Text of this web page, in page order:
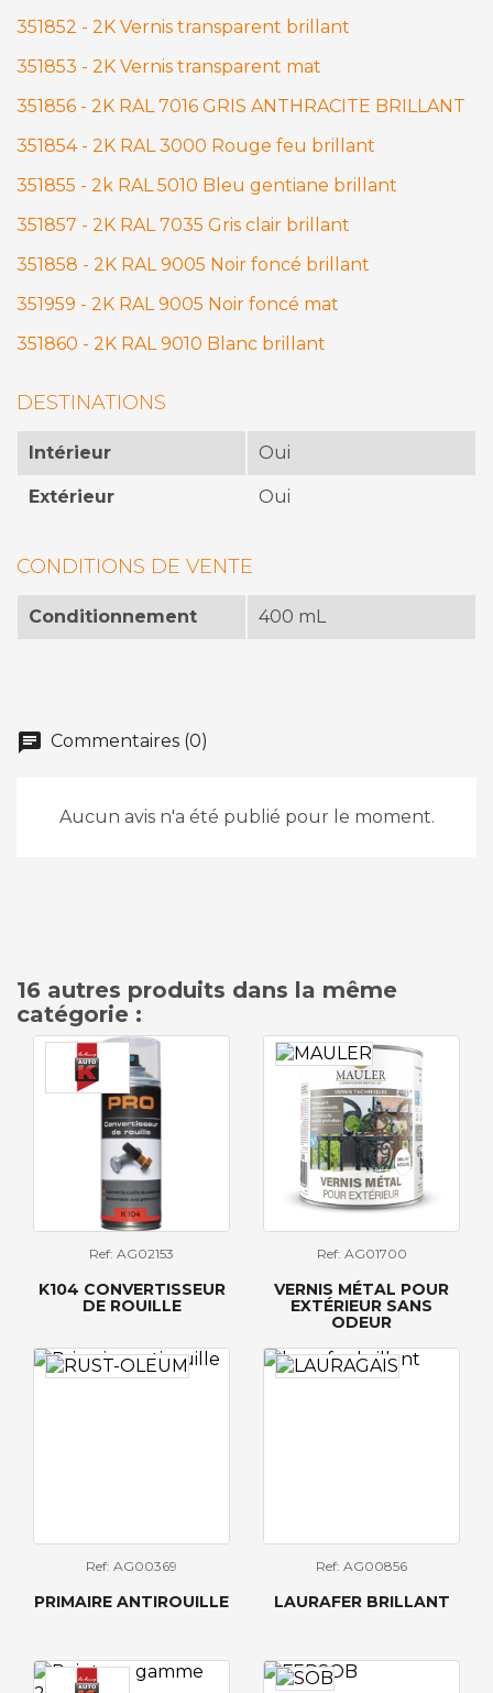
351852 - 2K Vernis transparent brillant
351853 - 2K Vernis transparent mat
351856 - 2K RAL 7016 GRIS ANTHRACITE BRILLANT
351854 - 2K RAL 3000 Rouge feu brillant
351855 - 2k RAL 5010 Bleu gentiane brillant
351857 - 2K RAL 7035 Gris clair brillant
351858 - 2K RAL 9005 Noir foncé brillant
351959 - 2K RAL 9005 Noir foncé mat
351860 - 2K RAL 9010 Blanc brillant
DESTINATIONS
Intérieur Oui
Extérieur Oui
CONDITIONS DE VENTE
Conditionnement 400 mL
chat Commentaires (0)
Aucun avis n'a été publié pour le moment.
16 autres produits dans la même
catégorie :
Ref: AG02153
K104 CONVERTISSEUR
DE ROUILLE
Ref: AG01700
VERNIS MÉTAL POUR
EXTÉRIEUR SANS
ODEUR
Ref: AG00369
PRIMAIRE ANTIROUILLE
Ref: AG00856
LAURAFER BRILLANT